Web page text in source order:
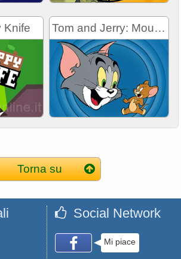
Knife Tom and Jerry: Mouse Maze
Torna su
Social Network
Mi piace